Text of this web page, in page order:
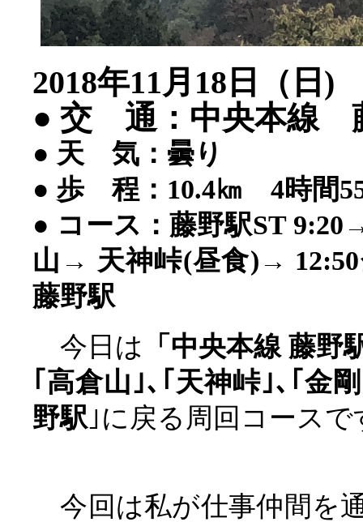
2018年11月18日（日)
● 交 通：中央本線
● 天 気：曇り
● 歩 程：10.4㎞ 4時間
● コース：藤野駅ST
山→ 天神峠(昼食)→
藤野駅
今日は
「中央本線 藤野
｢高倉山｣､｢天神峠｣､｢金
野駅 ｣に戻る周回コースで
今回は私が仕事仲間を